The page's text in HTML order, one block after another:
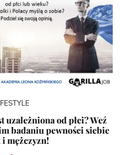
uzależniona od płci? Weź
badaniu pewności siebie
mężczyzn!